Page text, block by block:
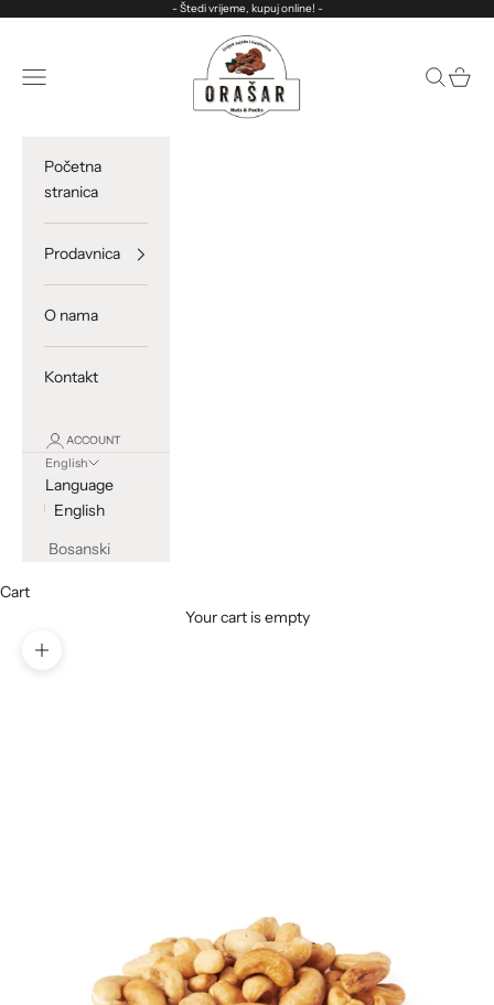
- Štedi vrijeme, kupuj online! -
ORASAR
Open navigation menu
OpenOpen
Početna
stranica
Prodavnica
O nama
Kontakt
ACCOUNT
English
Language
English
Bosanski
Cart
Your cart is empty
Zoom picture